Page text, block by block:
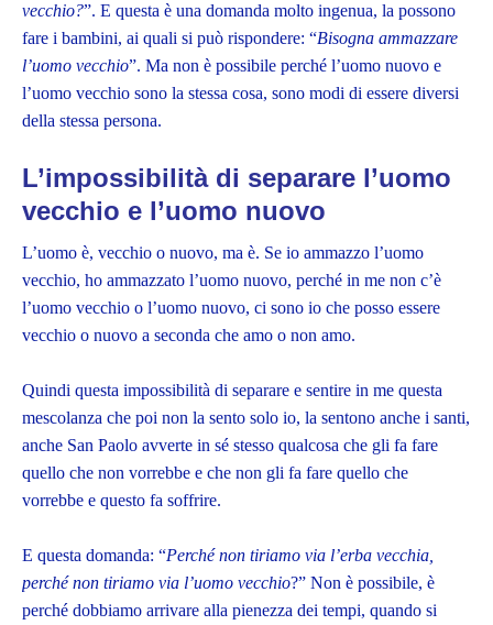
vecchio?”. E questa è una domanda molto ingenua, la possono
fare i bambini, ai quali si può rispondere: “Bisogna ammazzare
l’uomo vecchio”. Ma non è possibile perché l’uomo nuovo e
l’uomo vecchio sono la stessa cosa, sono modi di essere diversi
della stessa persona.
L’impossibilità di separare l’uomo
vecchio e l’uomo nuovo
L’uomo è, vecchio o nuovo, ma è. Se io ammazzo l’uomo
vecchio, ho ammazzato l’uomo nuovo, perché in me non c’è
l’uomo vecchio o l’uomo nuovo, ci sono io che posso essere
vecchio o nuovo a seconda che amo o non amo.
Quindi questa impossibilità di separare e sentire in me questa
mescolanza che poi non la sento solo io, la sentono anche i santi,
anche San Paolo avverte in sé stesso qualcosa che gli fa fare
quello che non vorrebbe e che non gli fa fare quello che
vorrebbe e questo fa soffrire.
E questa domanda: “Perché non tiriamo via l’erba vecchia,
perché non tiriamo via l’uomo vecchio?” Non è possibile, è
perché dobbiamo arrivare alla pienezza dei tempi, quando si